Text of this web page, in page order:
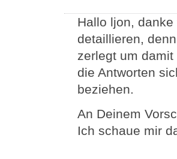
Hallo ljon,
detaillieren,
zerlegt um
die Antworten
beziehen.
An Deinem
Ich schaue mir